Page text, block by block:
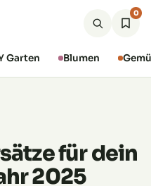
0
Garten Blumen
für dein
2025